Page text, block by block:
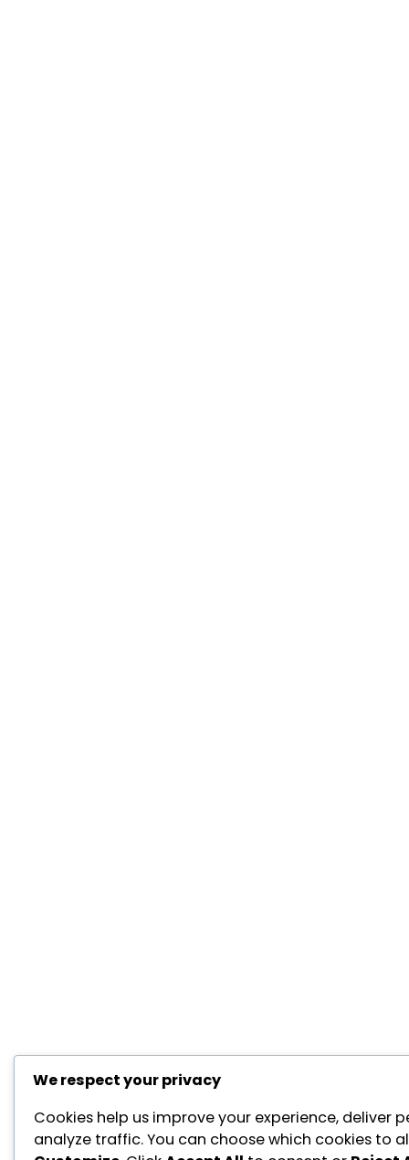
We respect your privacy
Cookies help us improve your experience, deliver
analyze traffic. You can choose which cookies to